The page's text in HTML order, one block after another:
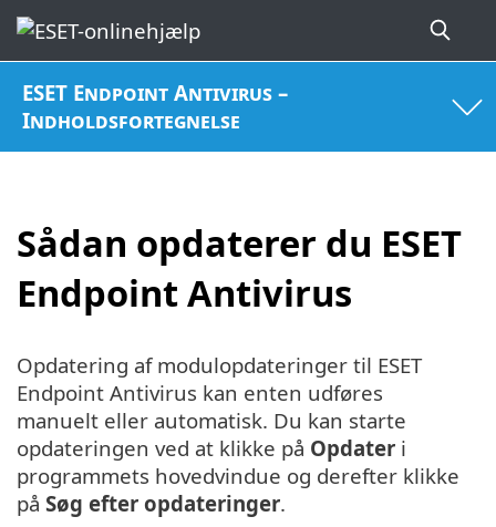
ESET Endpoint Antivirus –
Indholdsfortegnelse
Sådan opdaterer du ESET
Endpoint Antivirus
Opdatering af modulopdateringer til ESET
Endpoint Antivirus kan enten udføres
manuelt eller automatisk. Du kan starte
opdateringen ved at klikke på Opdater i
programmets hovedvindue og derefter klikke
på Søg efter opdateringer.